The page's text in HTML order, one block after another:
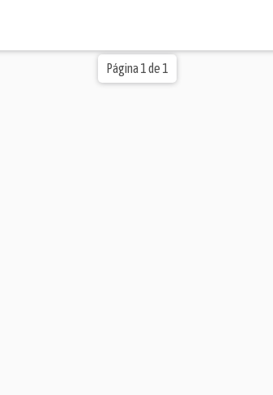
Página 1 de 1